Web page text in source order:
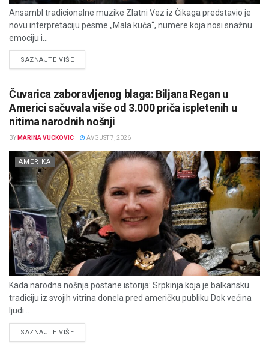
Ansambl tradicionalne muzike Zlatni Vez iz Čikaga predstavio je
novu interpretaciju pesme „Mala kuća“, numere koja nosi snažnu
emociju i...
SAZNAJTE VIŠEDETAILS
Čuvarica zaboravljenog blaga: Biljana Regan u
Americi sačuvala više od 3.000 priča ispletenih u
nitima narodnih nošnji
BY MARINA VUCKOVIC AVGUST 7, 2026
AMERIKA
Kada narodna nošnja postane istorija: Srpkinja koja je balkansku
tradiciju iz svojih vitrina donela pred američku publiku Dok većina
ljudi...
SAZNAJTE VIŠEDETAILS